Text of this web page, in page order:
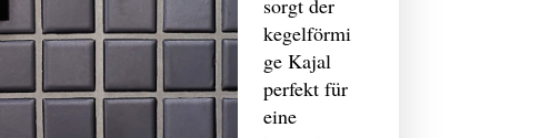
sorgt der
kegelförmi
ge Kajal
perfekt für
eine